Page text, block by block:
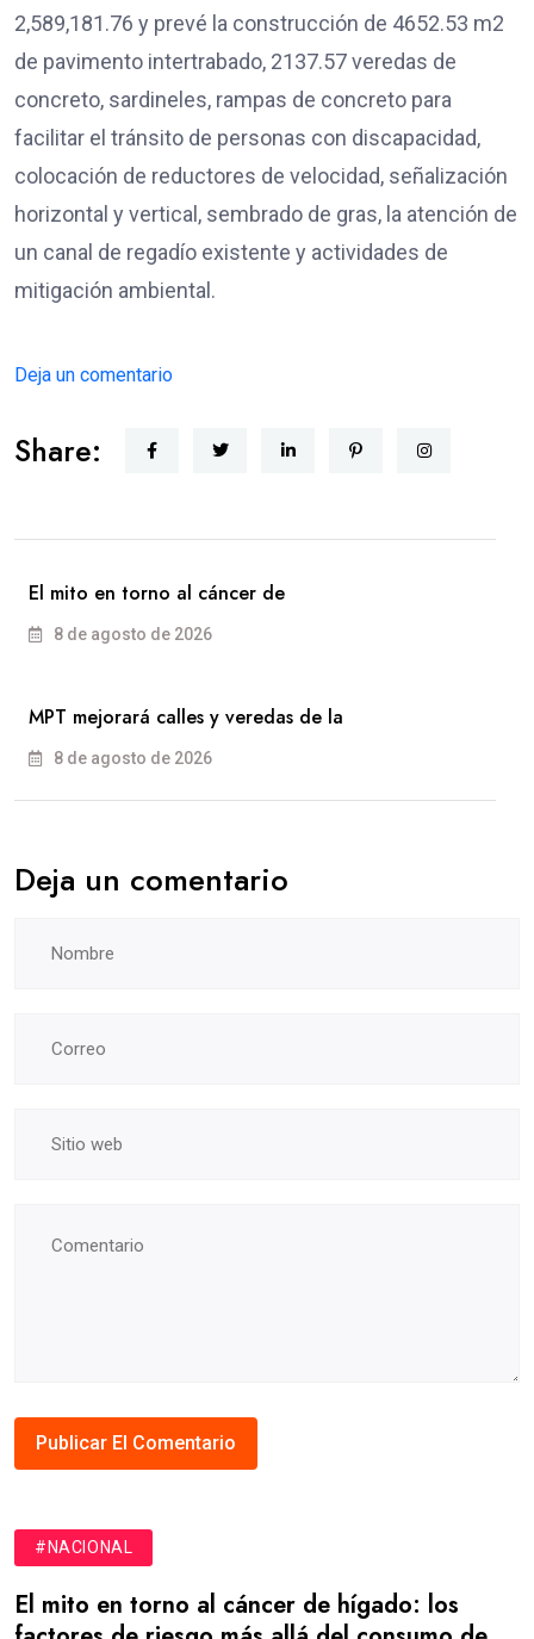
2,589,181.76 y prevé la construcción de 4652.53 m2
de pavimento intertrabado, 2137.57 veredas de
concreto, sardineles, rampas de concreto para
facilitar el tránsito de personas con discapacidad,
colocación de reductores de velocidad, señalización
horizontal y vertical, sembrado de gras, la atención de
un canal de regadío existente y actividades de
mitigación ambiental.
Deja un comentario
Share:
El mito en torno al cáncer de
8 de agosto de 2026
MPT mejorará calles y veredas de la
8 de agosto de 2026
Deja un comentario
#NACIONAL
El mito en torno al cáncer de hígado: los